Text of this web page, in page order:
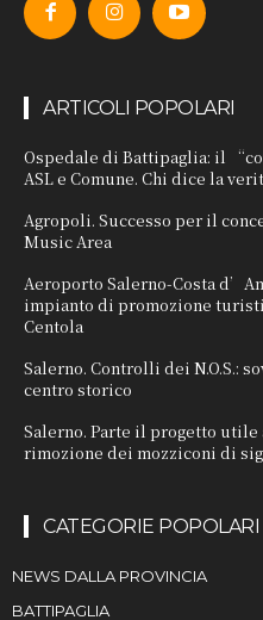
ARTICOLI POPOLARI
Ospedale di Battipaglia: il
ASL e Comune. Chi dice la
Agropoli. Successo per il
Music Area
Aeroporto Salerno-Costa
impianto di promozione
Centola
Salerno. Controlli dei N.O.S.:
centro storico
Salerno. Parte il progetto
rimozione dei mozziconi di
CATEGORIE POPOLARI
NEWS DALLA PROVINCIA
BATTIPAGLIA